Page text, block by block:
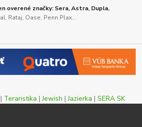
overené značky: Sera, Astra, Dupla,
Rataj, Oase, Penn Plax...
| Teraristika |Jewish |Jazierka | SERA SK